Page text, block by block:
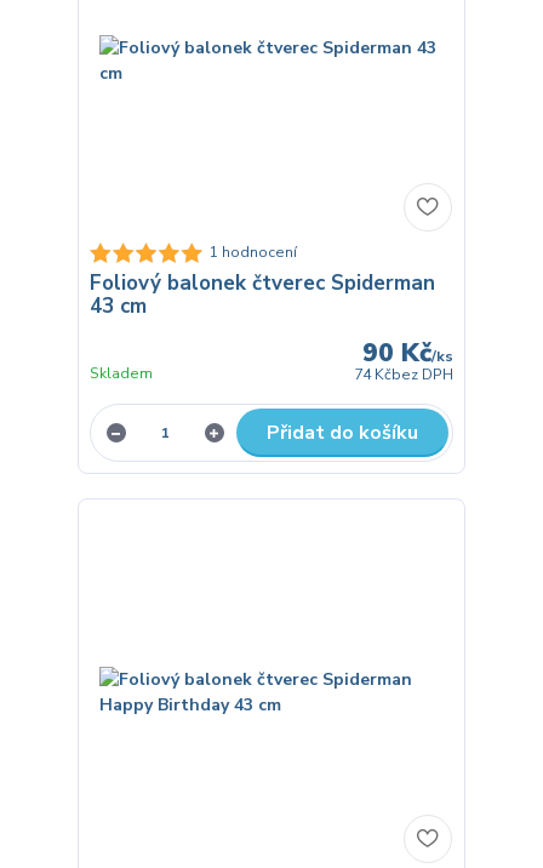
1 hodnocení
Foliový balonek čtverec Spiderman
43 cm
90 Kč/ks
74 Kčbez DPH
Skladem
Přidat do košíku